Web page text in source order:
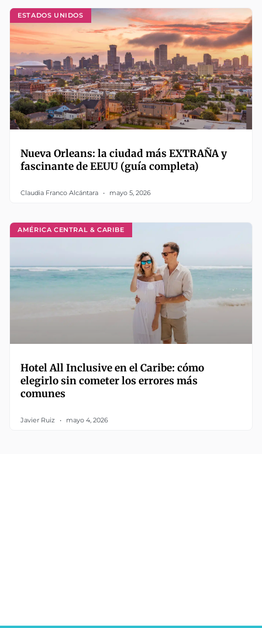
ESTADOS UNIDOS
Nueva Orleans: la ciudad más EXTRAÑA y
fascinante de EEUU (guía completa)
Claudia Franco Alcántara mayo 5, 2026
AMÉRICA CENTRAL & CARIBE
Hotel All Inclusive en el Caribe: cómo
elegirlo sin cometer los errores más
comunes
Javier Ruiz mayo 4, 2026